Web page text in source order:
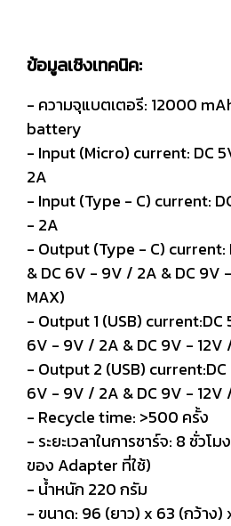
ข้อมูลเชิงเทคนิค:
- ความจุแบตเตอรี: 12000
battery
- Input (Micro) current: DC
2A
- Input (Type - C) current:
- 2A
- Output (Type - C) current:
& DC 6V - 9V / 2A & DC 9V
MAX)
- Output 1 (USB)
6V - 9V / 2A & DC 9V - 12V
- Output 2 (USB)
6V - 9V / 2A & DC 9V - 12V
- Recycle time: >500 ครั้ง
- ระยะเวลาในการชาร์จ: 8 ชั่ว
ของ Adapter ที่ใช้)
- น้ำหนัก 220 กรัม
- ขนาด: 96 (ยาว) x 63 (กว้าง)